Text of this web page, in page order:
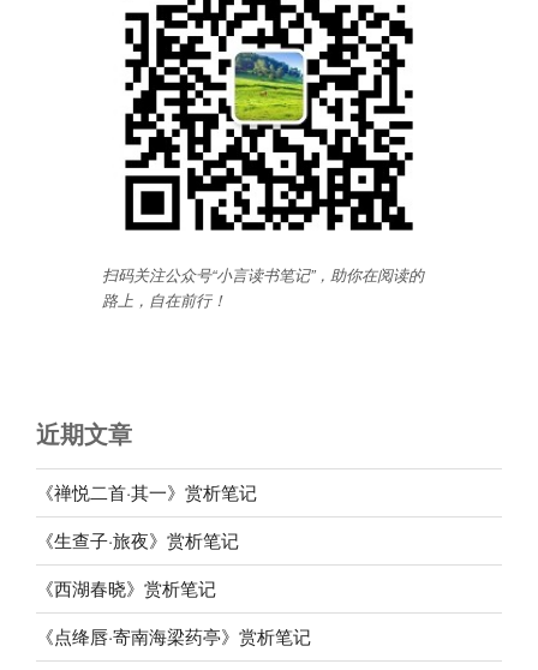
扫码关注公众号“小言读书笔记”，助你在阅读的
路上，自在前行！
近期文章
《禅悦二首·其一》赏析笔记
《生查子·旅夜》赏析笔记
《西湖春晓》赏析笔记
《点绛唇·寄南海梁药亭》赏析笔记